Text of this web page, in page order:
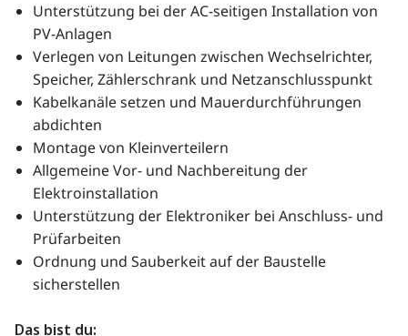
Unterstützung bei der AC-seitigen Installation von
PV-Anlagen
Verlegen von Leitungen zwischen Wechselrichter,
Speicher, Zählerschrank und Netzanschlusspunkt
Kabelkanäle setzen und Mauerdurchführungen
abdichten
Montage von Kleinverteilern
Allgemeine Vor- und Nachbereitung der
Elektroinstallation
Unterstützung der Elektroniker bei Anschluss- und
Prüfarbeiten
Ordnung und Sauberkeit auf der Baustelle
sicherstellen
Das bist du: